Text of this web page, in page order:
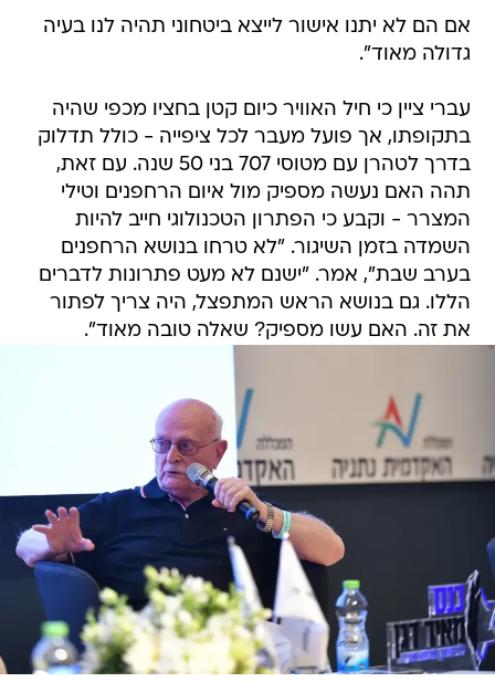
אם הם לא יתנו אישור לייצא ביטחוני תהיה לנו בעיה
גדולה מאוד".
עברי ציין כי חיל האוויר כיום קטן בחציו מכפי שהיה
בתקופתו, אך פועל מעבר לכל ציפייה - כולל תדלוק
בדרך לטהרן עם מטוסי 707 בני 50 שנה. עם זאת,
תהה האם נעשה מספיק מול איום הרחפנים וטילי
המצרר - וקבע כי הפתרון הטכנולוגי חייב להיות
השמדה בזמן השיגור. "לא טרחו בנושא הרחפנים
בערב שבת", אמר. "ישנם לא מעט פתרונות לדברים
הללו. גם בנושא הראש המתפצל, היה צריך לפתור
את זה. האם עשו מספיק? שאלה טובה מאוד".